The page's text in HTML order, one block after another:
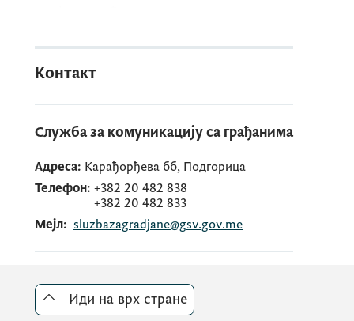
другим субјектима, припрема дописа и
одговора странкама, припрема писаних
Kонтакт
Служба за комуникацију са грађанима
Адреса: Карађорђева бб, Подгорица
Телефон: +382 20 482 838
+382 20 482 833
Мејл: sluzbazagradjane@gsv.gov.me
Иди на врх стране